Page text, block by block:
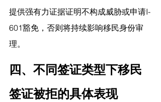
提供强有力证据证明不构成威胁或申请I-
601豁免，否则将持续影响移民身份审
理。
四、不同签证类型下移民
签证被拒的具体表现